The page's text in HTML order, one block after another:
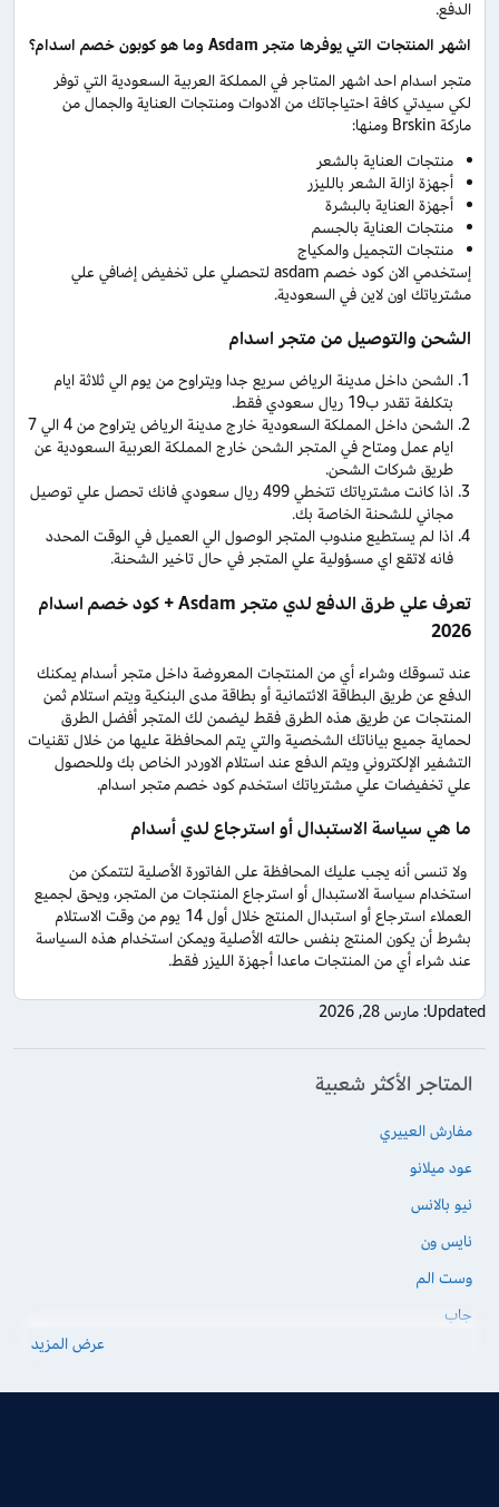
الدفع.
اشهر المنتجات التي يوفرها متجر Asdam وما هو كوبون خصم اسدام؟
متجر اسدام احد اشهر المتاجر في المملكة العربية السعودية التي توفر
لكي سيدتي كافة احتياجاتك من الادوات ومنتجات العناية والجمال من
ماركة Brskin ومنها:
منتجات العناية بالشعر
أجهزة ازالة الشعر بالليزر
أجهزة العناية بالبشرة
منتجات العناية بالجسم
منتجات التجميل والمكياج
إستخدمي الان كود خصم asdam لتحصلي على تخفيض إضافي علي
مشترياتك اون لاين في السعودية.
الشحن والتوصيل من متجر اسدام
الشحن داخل مدينة الرياض سريع جدا ويتراوح من يوم الي ثلاثة ايام
بتكلفة تقدر ب19 ريال سعودي فقط.
الشحن داخل المملكة السعودية خارج مدينة الرياض يتراوح من 4 الي 7
ايام عمل ومتاح في المتجر الشحن خارج المملكة العربية السعودية عن
طريق شركات الشحن.
اذا كانت مشترياتك تتخطي 499 ريال سعودي فانك تحصل علي توصيل
مجاني للشحنة الخاصة بك.
اذا لم يستطيع مندوب المتجر الوصول الي العميل في الوقت المحدد
فانه لاتقع اي مسؤولية علي المتجر في حال تاخير الشحنة.
تعرف علي طرق الدفع لدي متجر Asdam + كود خصم اسدام
2026
عند تسوقك وشراء أي من المنتجات المعروضة داخل متجر أسدام يمكنك
الدفع عن طريق البطاقة الائتمانية أو بطاقة مدى البنكية ويتم استلام ثمن
المنتجات عن طريق هذه الطرق فقط ليضمن لك المتجر أفضل الطرق
لحماية جميع بياناتك الشخصية والتي يتم المحافظة عليها من خلال تقنيات
التشفير الإلكتروني ويتم الدفع عند استلام الاوردر الخاص بك وللحصول
علي تخفيضات علي مشترياتك استخدم كود خصم متجر اسدام.
ما هي سياسة الاستبدال أو استرجاع لدي أسدام
ولا تنسى أنه يجب عليك المحافظة على الفاتورة الأصلية لتتمكن من
استخدام سياسة الاستبدال أو استرجاع المنتجات من المتجر، ويحق لجميع
العملاء استرجاع أو استبدال المنتج خلال أول 14 يوم من وقت الاستلام
بشرط أن يكون المنتج بنفس حالته الأصلية ويمكن استخدام هذه السياسة
عند شراء أي من المنتجات ماعدا أجهزة الليزر فقط.
Updated: مارس 28, 2026
المتاجر الأكثر شعبية
مفارش العييري
عود ميلانو
نيو بالانس
نايس ون
وست الم
جاب
عرض المزيد